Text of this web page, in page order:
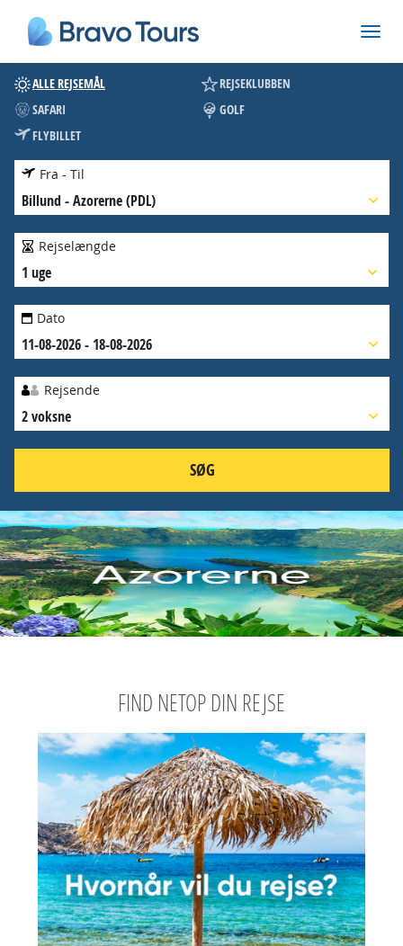
ALLE REJSEMÅL
REJSEKLUBBEN
SAFARI
GOLF
FLYBILLET
Fra - Til
Billund -Azorerne (PDL)
Rejselængde
1 uge
Dato
11-08-2026 - 18-08-2026
Rejsende
2 voksne
SØG
FIND NETOP DIN REJSE